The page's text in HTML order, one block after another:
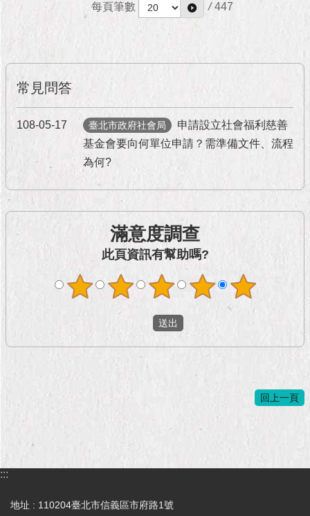
RSS
聯
絡
我
系
統
每頁筆數 / 447
常見問答
108-05-17 臺北市政府社會局
申請設立社會福利慈善
基金會要向何單位申請？需準備文件、流程
為何?
滿意度調查
此頁資訊有幫助嗎?
回上一頁
:::
地址 : 110204臺北市信義區市府路1號